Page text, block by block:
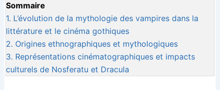
Sommaire
1. L’évolution de la mythologie des vampires dans la
littérature et le cinéma gothiques
2. Origines ethnographiques et mythologiques
3. Représentations cinématographiques et impacts
culturels de Nosferatu et Dracula